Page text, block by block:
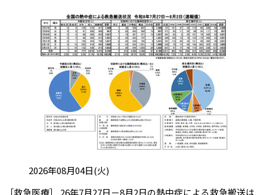
投稿日:2026年08月04日(火)